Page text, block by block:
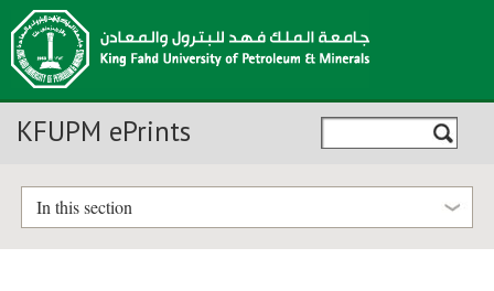
KFUPM ePrints
In this section